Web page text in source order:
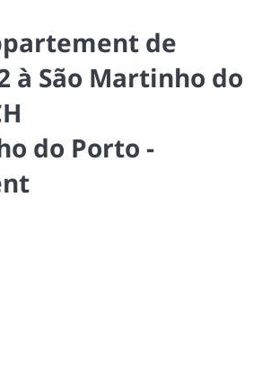
de
à São Martinho do
do Porto -